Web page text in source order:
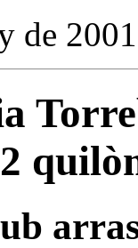
de 2001